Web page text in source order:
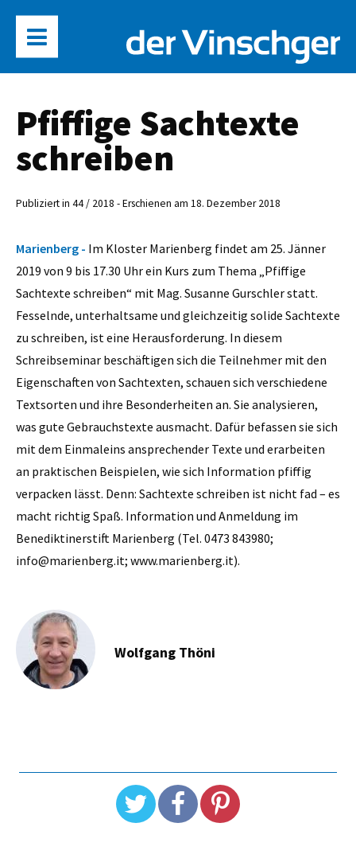
Pfiffige Sachtexte
schreiben
Publiziert in 44 / 2018 - Erschienen am 18. Dezember 2018
Marienberg - Im Kloster Marienberg findet am 25. Jänner
2019 von 9 bis 17.30 Uhr ein Kurs zum Thema „Pfiffige
Sachtexte schreiben“ mit Mag. Susanne Gurschler statt.
Fesselnde, unterhaltsame und gleichzeitig solide Sachtexte
zu schreiben, ist eine Herausforderung. In diesem
Schreibseminar beschäftigen sich die Teilnehmer mit den
Eigenschaften von Sachtexten, schauen sich verschiedene
Textsorten und ihre Besonderheiten an. Sie analysieren,
was gute Gebrauchstexte ausmacht. Dafür befassen sie sich
mit dem Einmaleins ansprechender Texte und erarbeiten
an praktischen Beispielen, wie sich Information pfiffig
verpacken lässt. Denn: Sachtexte schreiben ist nicht fad – es
macht richtig Spaß. Information und Anmeldung im
Benediktinerstift Marienberg (Tel. 0473 843980;
info@marienberg.it; www.marienberg.it).
Wolfgang Thöni